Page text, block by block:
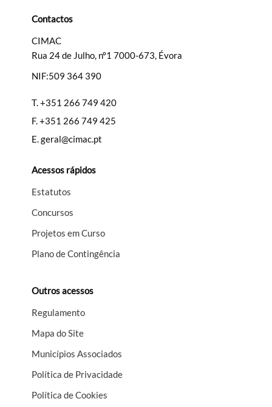
Contactos
CIMAC
Rua 24 de Julho, nº1 7000-673, Évora
NIF:509 364 390
T.+351 266 749 420
F.+351 266 749 425
E.geral@cimac.pt
Acessos rápidos
Estatutos
Concursos
Projetos em Curso
Plano de Contingência
Outros acessos
Regulamento
Mapa do Site
Municípios Associados
Política de Privacidade
Política de Cookies